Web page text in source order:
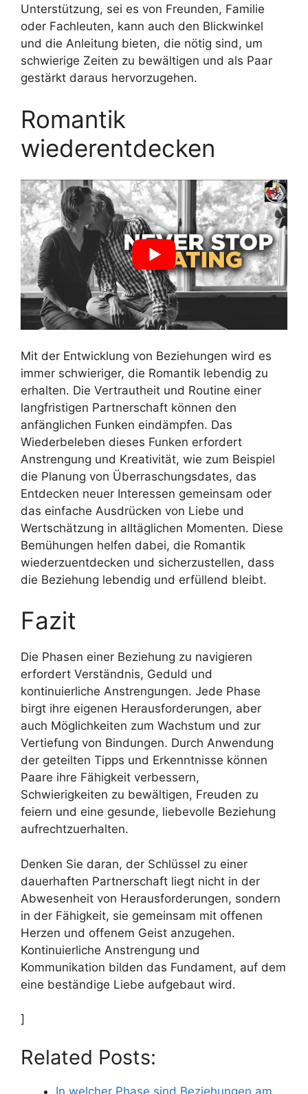
Unterstützung, sei es von Freunden, Familie
oder Fachleuten, kann auch den Blickwinkel
und die Anleitung bieten, die nötig sind, um
schwierige Zeiten zu bewältigen und als Paar
gestärkt daraus hervorzugehen.
Romantik
wiederentdecken
Mit der Entwicklung von Beziehungen wird es
immer schwieriger, die Romantik lebendig zu
erhalten. Die Vertrautheit und Routine einer
langfristigen Partnerschaft können den
anfänglichen Funken eindämpfen. Das
Wiederbeleben dieses Funken erfordert
Anstrengung und Kreativität, wie zum Beispiel
die Planung von Überraschungsdates, das
Entdecken neuer Interessen gemeinsam oder
das einfache Ausdrücken von Liebe und
Wertschätzung in alltäglichen Momenten. Diese
Bemühungen helfen dabei, die Romantik
wiederzuentdecken und sicherzustellen, dass
die Beziehung lebendig und erfüllend bleibt.
Fazit
Die Phasen einer Beziehung zu navigieren
erfordert Verständnis, Geduld und
kontinuierliche Anstrengungen. Jede Phase
birgt ihre eigenen Herausforderungen, aber
auch Möglichkeiten zum Wachstum und zur
Vertiefung von Bindungen. Durch Anwendung
der geteilten Tipps und Erkenntnisse können
Paare ihre Fähigkeit verbessern,
Schwierigkeiten zu bewältigen, Freuden zu
feiern und eine gesunde, liebevolle Beziehung
aufrechtzuerhalten.
Denken Sie daran, der Schlüssel zu einer
dauerhaften Partnerschaft liegt nicht in der
Abwesenheit von Herausforderungen, sondern
in der Fähigkeit, sie gemeinsam mit offenen
Herzen und offenem Geist anzugehen.
Kontinuierliche Anstrengung und
Kommunikation bilden das Fundament, auf dem
eine beständige Liebe aufgebaut wird.
]
Related Posts:
In welcher Phase sind Beziehungen am